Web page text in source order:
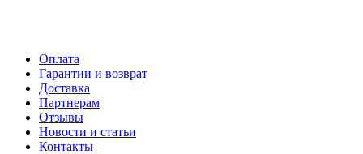
Оплата
Гарантии и возврат
Доставка
Партнерам
Отзывы
Новости и статьи
Контакты